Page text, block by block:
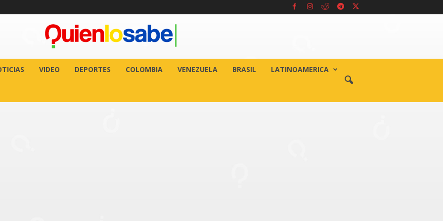
VIDEO DEPORTES COLOMBIA VENEZUELA BRASIL LATINOAMERICA